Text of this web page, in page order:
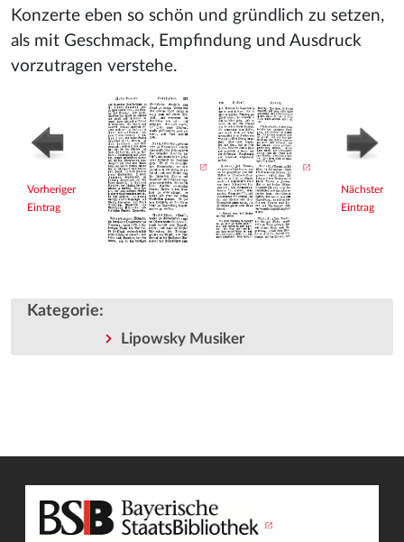
Konzerte eben so schön und gründlich zu setzen,
als mit Geschmack, Empfindung und Ausdruck
vorzutragen verstehe.
Vorheriger
Eintrag
Nächster
Eintrag
Kategorie:
Lipowsky Musiker